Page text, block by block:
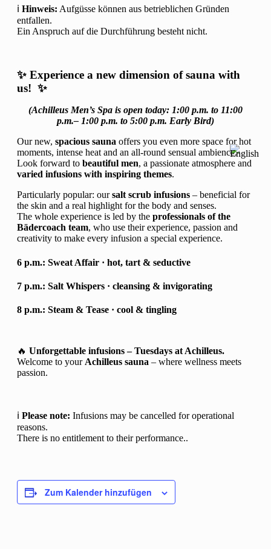
ℹ️ Hinweis: Aufgüsse können aus betrieblichen Gründen
entfallen.
Ein Anspruch auf die Durchführung besteht nicht.
✨ Experience a new dimension of sauna with
us! ✨
(Achilleus Men’s Spa is open today: 1:00 p.m. to 11:00
p.m.– 1:00 p.m. to 5:00 p.m. Early Bird)
Our new, spacious sauna offers you even more space for hot
moments, intense heat and an all-round sensual ambience.
Look forward to beautiful men, a passionate atmosphere and
varied infusions with inspiring themes.
Particularly popular: oursalt scrub infusions – beneficial for
the skin and a real highlight for the body and senses.
The whole experience is led by the professionals of the
Bädercoach team, who use their experience, passion and
creativity to make every infusion a special experience.
6 p.m.: Sweat Affair · hot, tart & seductive
7 p.m.: Salt Whispers · cleansing & invigorating
8 p.m.: Steam & Tease · cool & tingling
🔥 Unforgettable infusions – Tuesdays at Achilleus.
Welcome to your Achilleus sauna – where wellness meets
passion.
ℹ️ Please note: Infusions may be cancelled for operational
reasons.
There is no entitlement to their performance..
Zum Kalender hinzufügen